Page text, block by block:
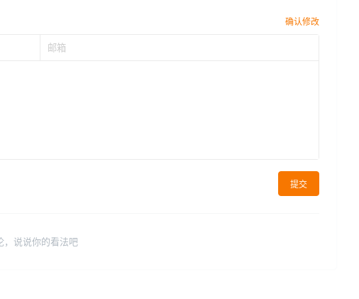
确认修改
提交
，说说你的看法吧